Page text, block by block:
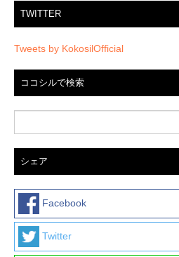
TWITTER
Tweets by KokosilOfficial
ココシルで検索
シェア
Facebook
Twitter